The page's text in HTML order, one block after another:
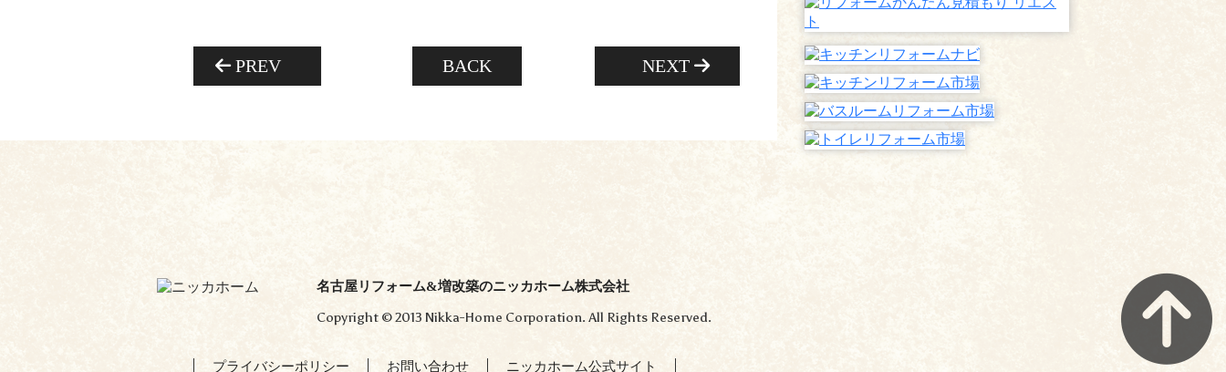
PREV BACK NEXT
名古屋リフォーム&増改築のニッカホーム株式会社
Copyright © 2013 Nikka-Home Corporation. All Rights Reserved.
プライバシーポリシー お問い合わせ ニッカホーム公式サイト